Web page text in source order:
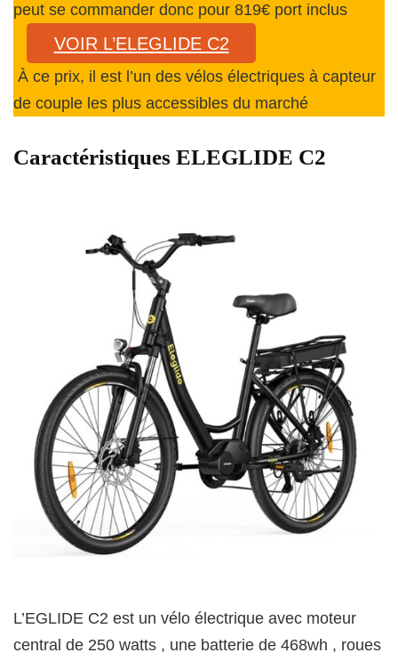
peut se commander donc pour 819€ port inclus
VOIR L’ELEGLIDE C2
À ce prix, il est l’un des vélos électriques à capteur
de couple les plus accessibles du marché
Caractéristiques ELEGLIDE C2
L’EGLIDE C2 est un vélo électrique avec moteur
central de 250 watts , une batterie de 468wh , roues